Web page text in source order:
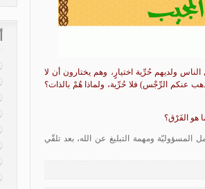
ولديهم حُرِّية اختيارٍ، وهم يختارون أن لا
عنكم الرِّجْس) فلا حُرِّية، ولماذا هُمْ بالذات؟
هو الفَرْق؟
المسؤوليّة ومهمة التبليغ عن الله، بعد تلقّي